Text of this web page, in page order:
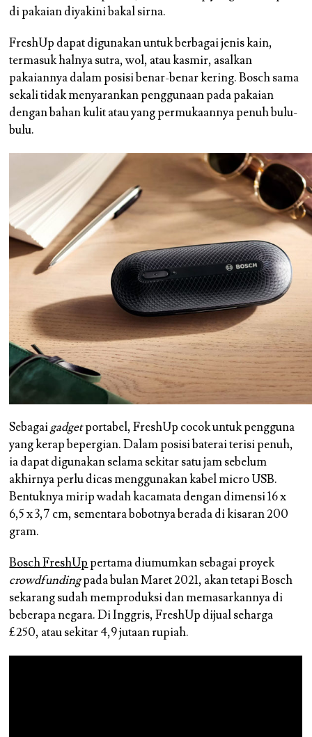
di pakaian diyakini bakal sirna.
FreshUp dapat digunakan untuk berbagai jenis kain,
termasuk halnya sutra, wol, atau kasmir, asalkan
pakaiannya dalam posisi benar-benar kering. Bosch sama
sekali tidak menyarankan penggunaan pada pakaian
dengan bahan kulit atau yang permukaannya penuh bulu-
bulu.
Sebagaigadgetportabel, FreshUp cocok untuk pengguna
yang kerap bepergian. Dalam posisi baterai terisi penuh,
ia dapat digunakan selama sekitar satu jam sebelum
akhirnya perlu dicas menggunakan kabel micro USB.
Bentuknya mirip wadah kacamata dengan dimensi 16 x
6,5 x 3,7 cm, sementara bobotnya berada di kisaran 200
gram.
Bosch FreshUppertama diumumkan sebagai proyek
crowdfundingpada bulan Maret 2021, akan tetapi Bosch
sekarang sudah memproduksi dan memasarkannya di
beberapa negara. Di Inggris, FreshUp dijual seharga
£250, atau sekitar 4,9 jutaan rupiah.